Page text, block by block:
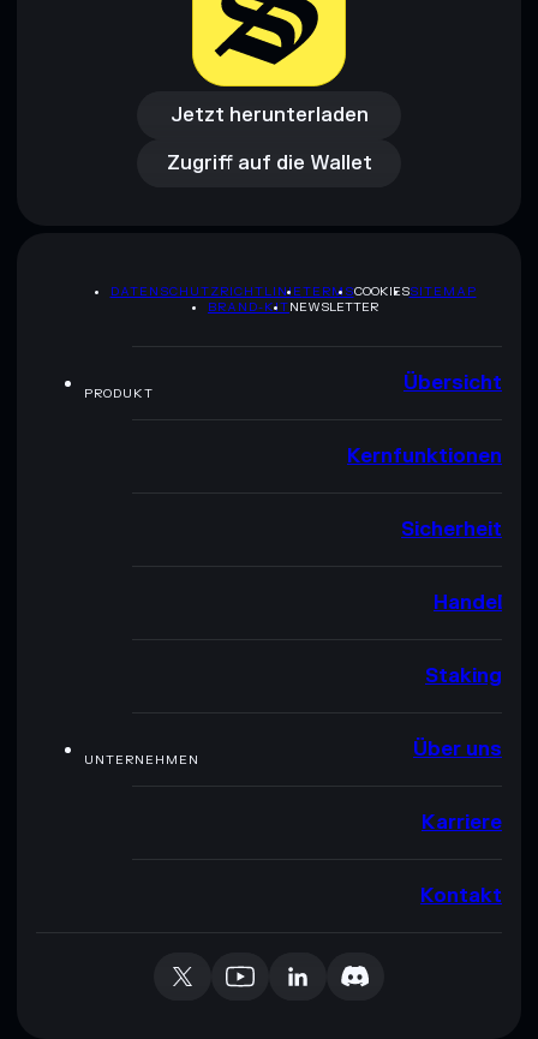
Jetzt herunterladen
Jetzt herunterladen
Zugriff auf die Wallet
Zugriff auf die Wallet
DATENSCHUTZRICHTLINIETERMSCOOKIESSITEMAP
BRAND-KITNEWSLETTER
PRODUKT Übersicht
Kernfunktionen
Sicherheit
Handel
Staking
UNTERNEHMEN Über uns
Karriere
Kontakt